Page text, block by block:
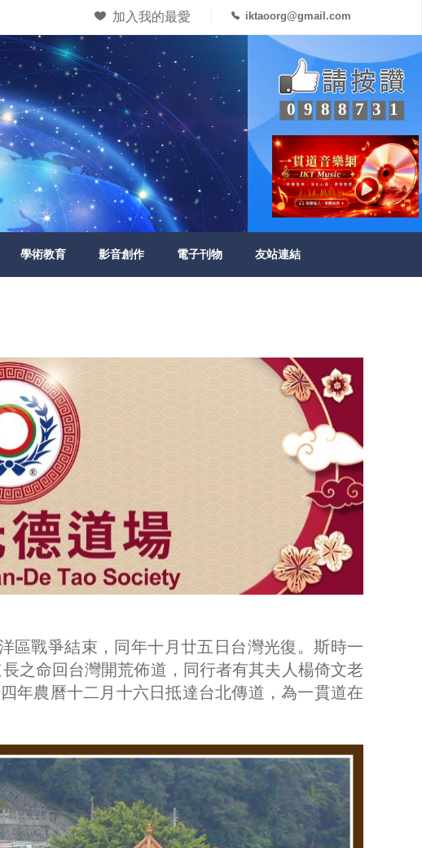
加入我的最愛 iktaoorg@gmail.com
0988731
學術教育 影音創作 電子刊物 友站連結
區戰爭結束，同年十月廿五日台灣光復。斯時一
之命回台灣開荒佈道，同行者有其夫人楊倚文老
年農曆十二月十六日抵達台北傳道，為一貫道在